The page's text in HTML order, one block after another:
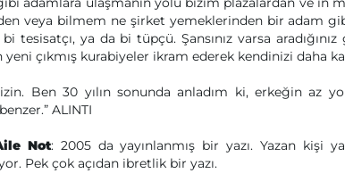
veya bilmem ne şirket yemeklerinden bir adam
bi tesisatçı, ya da bi tüpçü. Şansınız varsa
yeni çıkmış kurabiyeler ikram ederek kendinizi daha
Ben 30 yılın sonunda anladım ki, erkeğin az
ALINTI
Not: 2005 da yayınlanmış bir yazı. Yazan kişi
Pek çok açıdan ibretlik bir yazı.